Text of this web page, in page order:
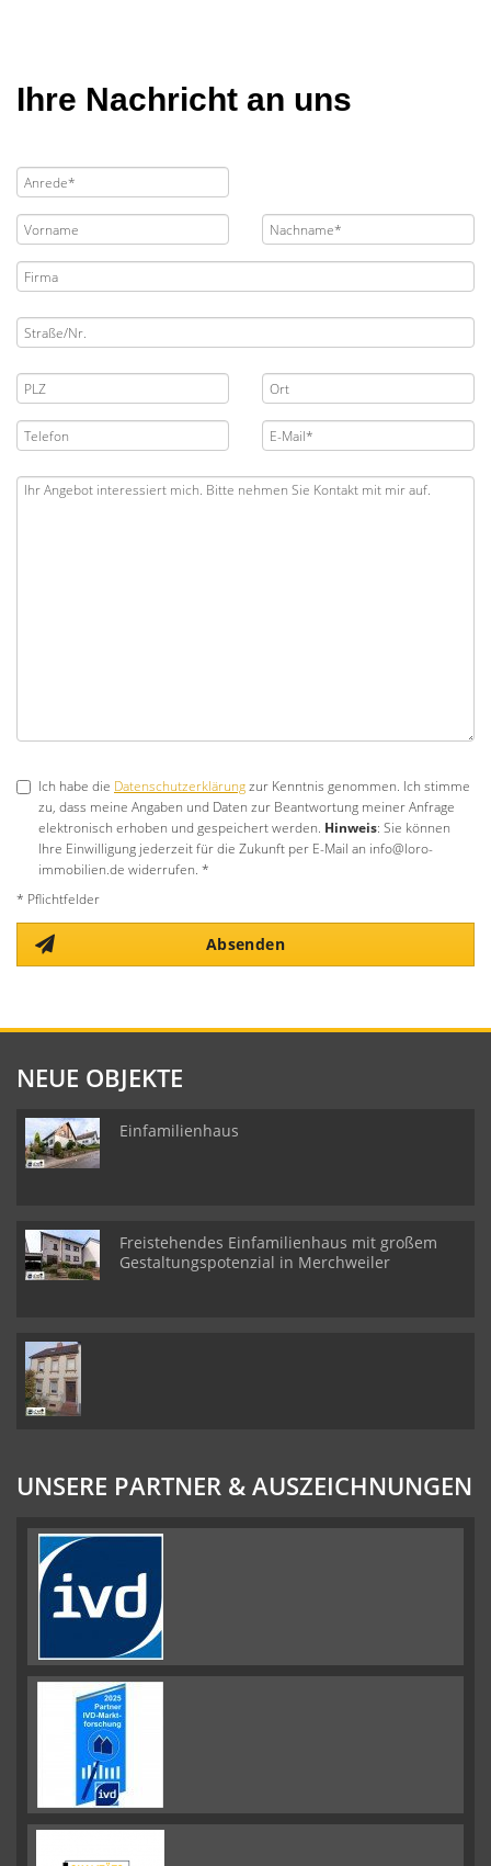
Ihre Nachricht an uns
Ich habe die Datenschutzerklärungzur Kenntnis genommen. Ich stimme
zu, dass meine Angaben und Daten zur Beantwortung meiner Anfrage
elektronisch erhoben und gespeichert werden. Hinweis: Sie können
Ihre Einwilligung jederzeit für die Zukunft per E-Mail an info@loro-
immobilien.de widerrufen. *
* Pflichtfelder
Absenden
NEUE OBJEKTE
Einfamilienhaus
Freistehendes Einfamilienhaus mit großem
Gestaltungspotenzial in Merchweiler
UNSERE PARTNER & AUSZEICHNUNGEN